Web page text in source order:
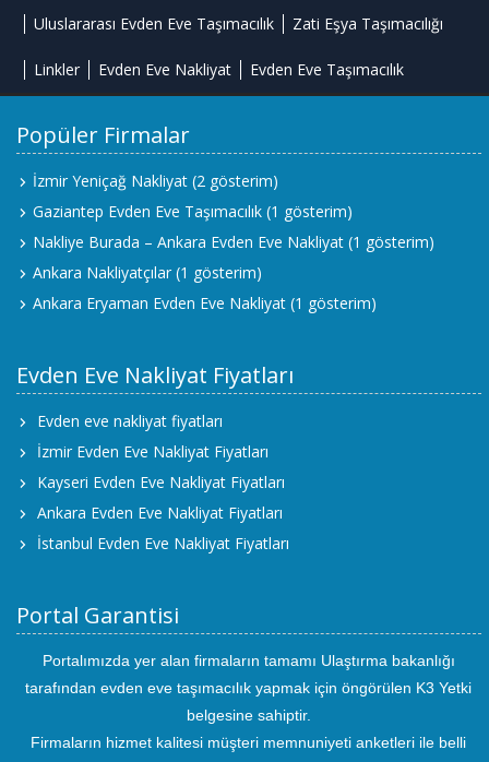
Uluslararası Evden Eve Taşımacılık Zati Eşya Taşımacılığı
Linkler Evden Eve Nakliyat Evden Eve Taşımacılık
Popüler Firmalar
İzmir Yeniçağ Nakliyat (2 gösterim)
Gaziantep Evden Eve Taşımacılık (1 gösterim)
Nakliye Burada – Ankara Evden Eve Nakliyat (1 gösterim)
Ankara Nakliyatçılar (1 gösterim)
Ankara Eryaman Evden Eve Nakliyat (1 gösterim)
Evden Eve Nakliyat Fiyatları
Evden eve nakliyat fiyatları
İzmir Evden Eve Nakliyat Fiyatları
Kayseri Evden Eve Nakliyat Fiyatları
Ankara Evden Eve Nakliyat Fiyatları
İstanbul Evden Eve Nakliyat Fiyatları
Portal Garantisi
Portalımızda yer alan firmaların tamamı Ulaştırma bakanlığı
tarafından evden eve taşımacılık yapmak için öngörülen K3 Yetki
belgesine sahiptir.
Firmaların hizmet kalitesi müşteri memnuniyeti anketleri ile belli